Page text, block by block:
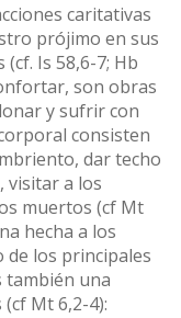
caritativas
prójimo en sus
Is 58,6-7; Hb
son obras
y sufrir con
consisten
dar techo
visitar a los
muertos (cf Mt
hecha a los
de los principales
también una
Mt 6,2-4):